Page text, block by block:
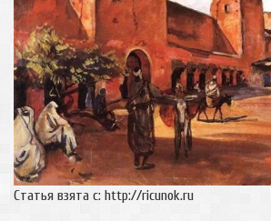
Статья взята с: http://ricunok.ru